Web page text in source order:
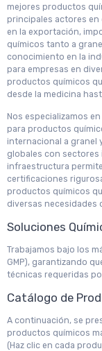
mejores productos
principales actores en
en la exportación,
químicos tanto a
conocimiento en la
para empresas en
productos químicos
desde la medicina
Nos especializamos
para productos
internacional a granel
globales con
infraestructura
certificaciones
productos químicos
diversas necesidades
Soluciones
Trabajamos bajo los
GMP), garantizando
técnicas requeridas
Catálogo de
A continuación, se
productos químicos
(Haz clic en cada